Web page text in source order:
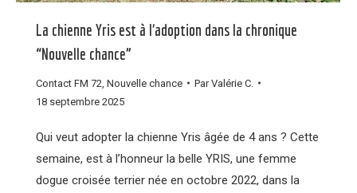
La chienne Yris est à l’adoption dans la chronique
“Nouvelle chance”
Contact FM 72 Nouvelle chance ParValérie C.
18 septembre 2025
Qui veut adopter la chienne Yris âgée de 4 ans ? Cette
semaine, est à l’honneur la belle YRIS, une femme
dogue croisée terrier née en octobre 2022, dans la